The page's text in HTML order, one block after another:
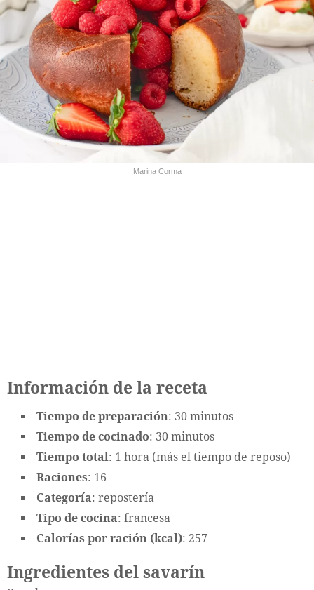
Marina Corma
Información de la receta
Tiempo de preparación: 30 minutos
Tiempo de cocinado: 30 minutos
Tiempo total : 1 hora (más el tiempo de reposo)
Raciones: 16
Categoría: repostería
Tipo de cocina: francesa
Calorías por ración (kcal): 257
Ingredientes del savarín